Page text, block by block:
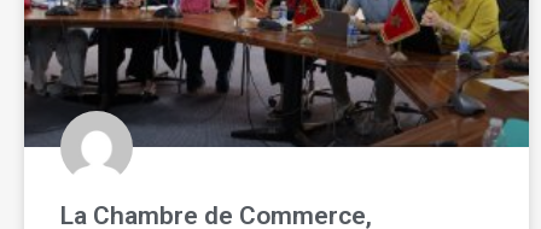
La Chambre de Commerce,